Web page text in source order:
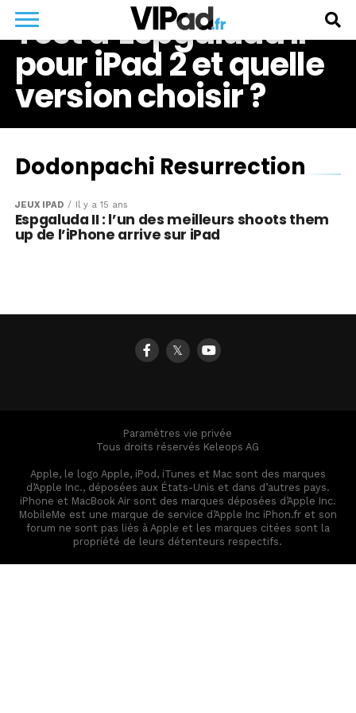
Test d’Espgaluda II
pour iPad 2 et quelle
version choisir ?
Dodonpachi Resurrection
JEUX IPAD Il y a 15 ans
Espgaluda II : l’un des meilleurs shoots them
up de l’iPhone arrive sur iPad
𝕏
Paramètres vie privée
Tous droits réservés Keleops AG
Apple, le logo Apple, iPod, iTunes et Mac sont des marques
d’Apple Inc., déposées aux États-Unis et dans d’autres pays.
iPhone et MacBook Air sont des marques déposées d’Apple Inc.
MobileMe est une marque de service d’Apple Inc iPhon.fr et son
forum ne sont pas liés à Apple et les marques citées sont la
propriété de leurs détenteurs respectifs.